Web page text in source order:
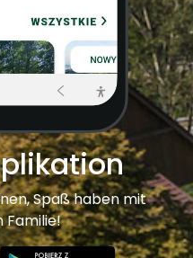
Spaß haben mit
Familie!